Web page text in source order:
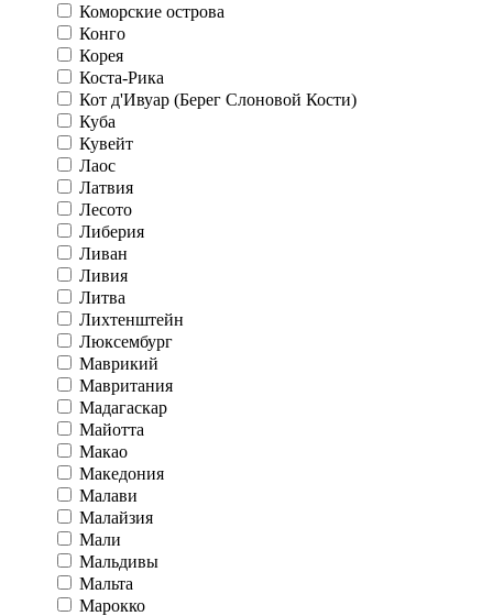
Коморские острова
Конго
Корея
Коста-Рика
Кот д'Ивуар (Берег Слоновой Кости)
Куба
Кувейт
Лаос
Латвия
Лесото
Либерия
Ливан
Ливия
Литва
Лихтенштейн
Люксембург
Маврикий
Мавритания
Мадагаскар
Майотта
Макао
Македония
Малави
Малайзия
Мали
Мальдивы
Мальта
Марокко